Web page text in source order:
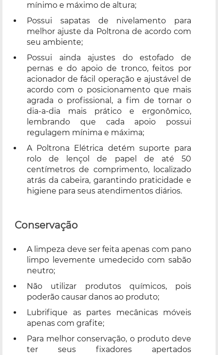
mínimo e máximo de altura;
Possui sapatas de nivelamento para
melhor ajuste da Poltrona de acordo com
seu ambiente;
Possui ainda ajustes do estofado de
pernas e do apoio de tronco, feitos por
acionador de fácil operação e ajustável de
acordo com o posicionamento que mais
agrada o profissional, a fim de tornar o
dia-a-dia mais prático e ergonômico,
lembrando que cada apoio possui
regulagem mínima e máxima;
A Poltrona Elétrica detém suporte para
rolo de lençol de papel de até 50
centímetros de comprimento, localizado
atrás da cabeira, garantindo praticidade e
higiene para seus atendimentos diários.
Conservação
A limpeza deve ser feita apenas com pano
limpo levemente umedecido com sabão
neutro;
Não utilizar produtos químicos, pois
poderão causar danos ao produto;
Lubrifique as partes mecânicas móveis
apenas com grafite;
Para melhor conservação, o produto deve
ter seus fixadores apertados